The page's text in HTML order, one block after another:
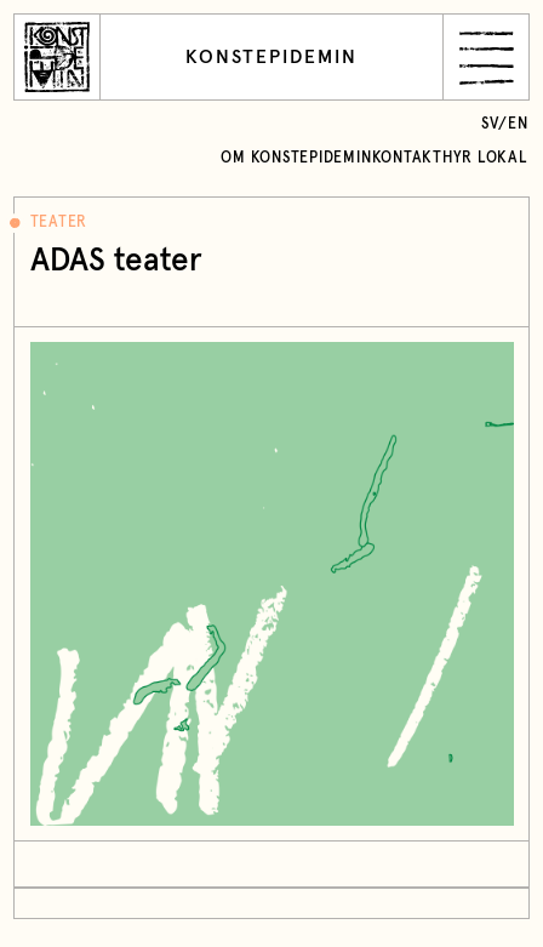
KONSTEPIDEMIN
OM KONSTEPIDEMIN KONTAKT HYR LOKAL
SV/ EN
TEATER
ADAS teater